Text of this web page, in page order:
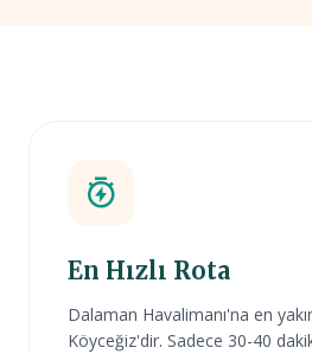
En Hızlı Rota
Dalaman Havalimanı'na en
Köyceğiz'dir. Sadece 30-40